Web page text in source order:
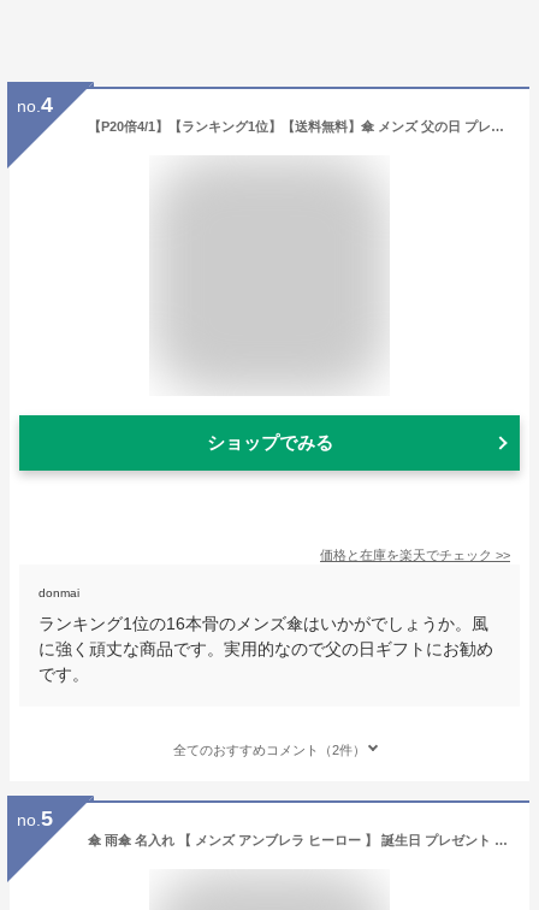
no. 4
【P20倍4/1】【ランキング1位】【送料無料】傘 メンズ 父の日 プレゼント 実用的 父親 ギフト 風に強い 丈夫 頑丈 チェック柄 16本骨 65cm ジャンプ傘 |雨傘 紳士傘 丈夫な傘 グラスファイバー おしゃれ アンブレラ レイングッズ ストライプ 長傘 軽量 感謝 お祝い
ショップでみる
価格と在庫を楽天でチェック >>
donmai
ランキング1位の16本骨のメンズ傘はいかがでしょうか。風
に強く頑丈な商品です。実用的なので父の日ギフトにお勧め
です。
全てのおすすめコメント（2件）
no. 5
傘 雨傘 名入れ 【 メンズ アンブレラ ヒーロー 】 誕生日 プレゼント ギフト メンズ傘 おしゃれ 大きい 実用的 グラスファイバー ワンタッチ ジャンプ式 16本骨 丈夫 名前入り 男性 父親 旦那 彼氏 還暦祝い 古希 傘寿 退職祝い 記念日 お祝い 送料無料 翌々営業日出荷